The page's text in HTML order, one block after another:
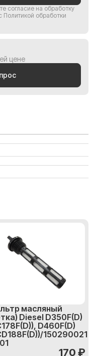
согласие на обработку
Политикой обработки
цене
масляный
Diesel D350F(D)
D460F(D)
150290021-
170 ₽